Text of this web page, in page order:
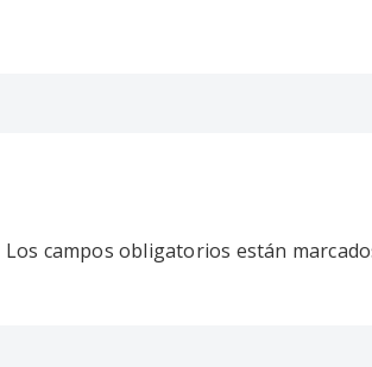
Los campos obligatorios están